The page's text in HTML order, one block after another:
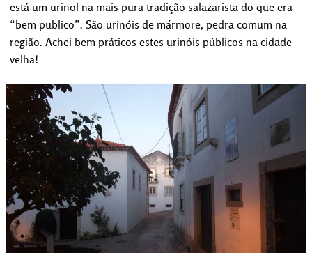
está um urinol na mais pura tradição salazarista do que era
“bem publico”. São urinóis de mármore, pedra comum na
região. Achei bem práticos estes urinóis públicos na cidade
velha!